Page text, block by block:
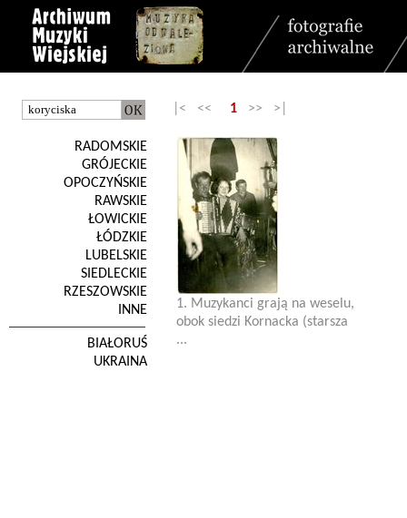
RADOMSKIE
GRÓJECKIE
OPOCZYŃSKIE
RAWSKIE
ŁOWICKIE
ŁÓDZKIE
LUBELSKIE
SIEDLECKIE
RZESZOWSKIE
INNE
BIAŁORUŚ
UKRAINA
|< << 1 >> >|
1. Muzykanci grają na weselu,
obok siedzi Kornacka (starsza
...